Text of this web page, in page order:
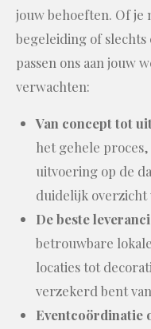
jouw behoeften. Of je
begeleiding of
passen ons aan jouw
verwachten:
Van concept tot
het gehele
uitvoering op de
duidelijk overzicht
De beste
betrouwbare
locaties tot
verzekerd bent
Eventcoördinatie